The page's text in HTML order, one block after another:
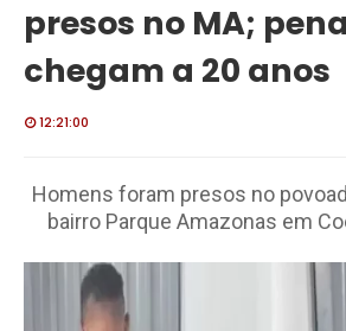
presos no MA;
chegam a 20 anos
12:21:00
Homens foram presos no
bairro Parque Amazonas em